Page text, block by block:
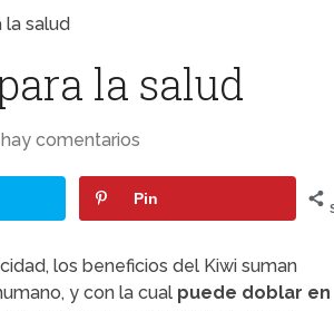
la salud
la salud
comentarios
Pin
los beneficios del Kiwi suman
y con la cual puede doblar en